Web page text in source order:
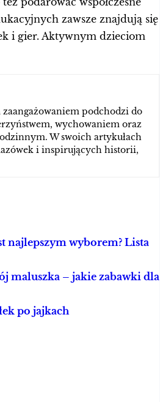
zawsze znajdują się
i gier. Aktywnym dzieciom
podchodzi do
wychowaniem oraz
W swoich artykułach
i inspirujących historii,
najlepszym wyborem? Lista
maluszka – jakie zabawki dla
po jajkach